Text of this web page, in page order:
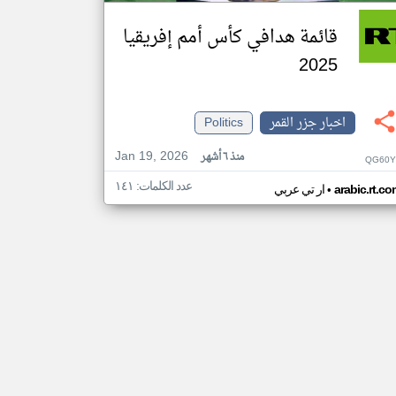
قائمة هدافي كأس أمم إفريقيا
2025
اخبار جزر القمر
Politics
Jan 19, 2026
منذ ٦ أشهر
ار تي عربي• عدد الكلمات: ١٤١